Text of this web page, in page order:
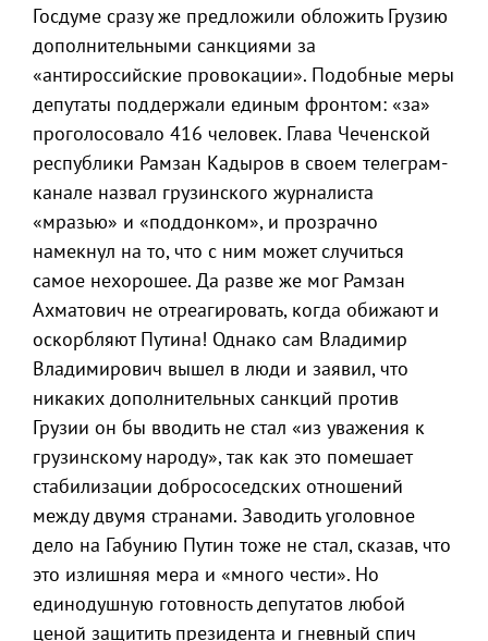
Госдуме сразу же предложили обложить Грузию
дополнительными санкциями за
«антироссийские провокации». Подобные меры
депутаты поддержали единым фронтом: «за»
проголосовало 416 человек. Глава Чеченской
республики Рамзан Кадыров в своем телеграм-
канале назвал грузинского журналиста
«мразью» и «поддонком», и прозрачно
намекнул на то, что с ним может случиться
самое нехорошее. Да разве же мог Рамзан
Ахматович не отреагировать, когда обижают и
оскорбляют Путина! Однако сам Владимир
Владимирович вышел в люди и заявил, что
никаких дополнительных санкций против
Грузии он бы вводить не стал «из уважения к
грузинскому народу», так как это помешает
стабилизации добрососедских отношений
между двумя странами. Заводить уголовное
дело на Габунию Путин тоже не стал, сказав, что
это излишняя мера и «много чести». Но
единодушную готовность депутатов любой
ценой защитить президента и гневный спич